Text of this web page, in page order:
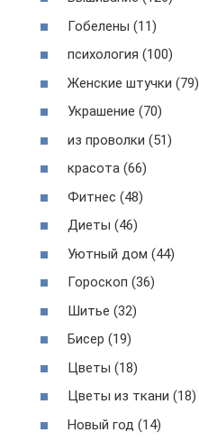
Гобелены (11)
психология (100)
Женские штучки (79)
Украшение (70)
из проволки (51)
красота (66)
Фитнес (48)
Диеты (46)
Уютный дом (44)
Гороскоп (36)
Шитье (32)
Бисер (19)
Цветы (18)
Цветы из ткани (18)
Новый год (14)